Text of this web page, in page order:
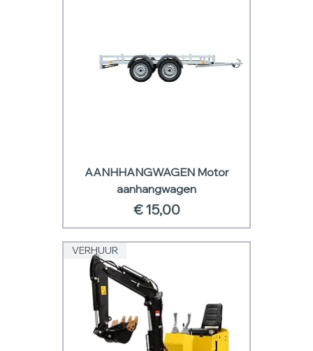
AANHHANGWAGEN Motor
aanhangwagen
Prijs
€ 15,00
VERHUUR